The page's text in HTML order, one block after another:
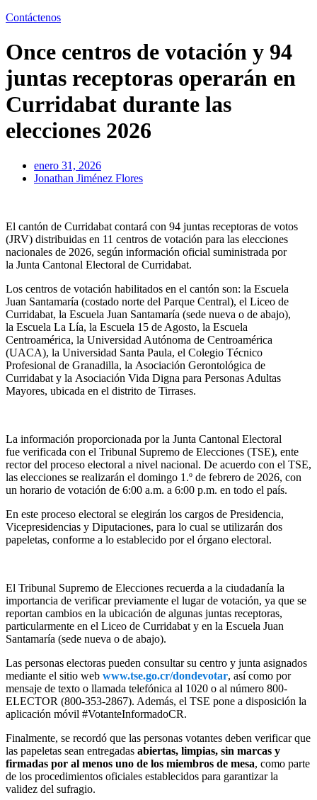
Contáctenos
Once centros de votación y 94
juntas receptoras operarán en
Curridabat durante las
elecciones 2026
enero 31, 2026
Jonathan Jiménez Flores
El cantón de Curridabat contará con 94 juntas receptoras de votos
(JRV) distribuidas en 11 centros de votación para las elecciones
nacionales de 2026, según información oficial suministrada por
la Junta Cantonal Electoral de Curridabat.
Los centros de votación habilitados en el cantón son: la Escuela
Juan Santamaría (costado norte del Parque Central), el Liceo de
Curridabat, la Escuela Juan Santamaría (sede nueva o de abajo),
la Escuela La Lía, la Escuela 15 de Agosto, la Escuela
Centroamérica, la Universidad Autónoma de Centroamérica
(UACA), la Universidad Santa Paula, el Colegio Técnico
Profesional de Granadilla, la Asociación Gerontológica de
Curridabat y la Asociación Vida Digna para Personas Adultas
Mayores, ubicada en el distrito de Tirrases.
La información proporcionada por la Junta Cantonal Electoral
fue verificada con el Tribunal Supremo de Elecciones (TSE), ente
rector del proceso electoral a nivel nacional. De acuerdo con el TSE,
las elecciones se realizarán el domingo 1.º de febrero de 2026, con
un horario de votación de 6:00 a.m. a 6:00 p.m. en todo el país.
En este proceso electoral se elegirán los cargos de Presidencia,
Vicepresidencias y Diputaciones, para lo cual se utilizarán dos
papeletas, conforme a lo establecido por el órgano electoral.
El Tribunal Supremo de Elecciones recuerda a la ciudadanía la
importancia de verificar previamente el lugar de votación, ya que se
reportan cambios en la ubicación de algunas juntas receptoras,
particularmente en el Liceo de Curridabat y en la Escuela Juan
Santamaría (sede nueva o de abajo).
Las personas electoras pueden consultar su centro y junta asignados
mediante el sitio web www.tse.go.cr/dondevotar, así como por
mensaje de texto o llamada telefónica al 1020 o al número 800-
ELECTOR (800-353-2867). Además, el TSE pone a disposición la
aplicación móvil #VotanteInformadoCR.
Finalmente, se recordó que las personas votantes deben verificar que
las papeletas sean entregadas abiertas, limpias, sin marcas y
firmadas por al menos uno de los miembros de mesa, como parte
de los procedimientos oficiales establecidos para garantizar la
validez del sufragio.